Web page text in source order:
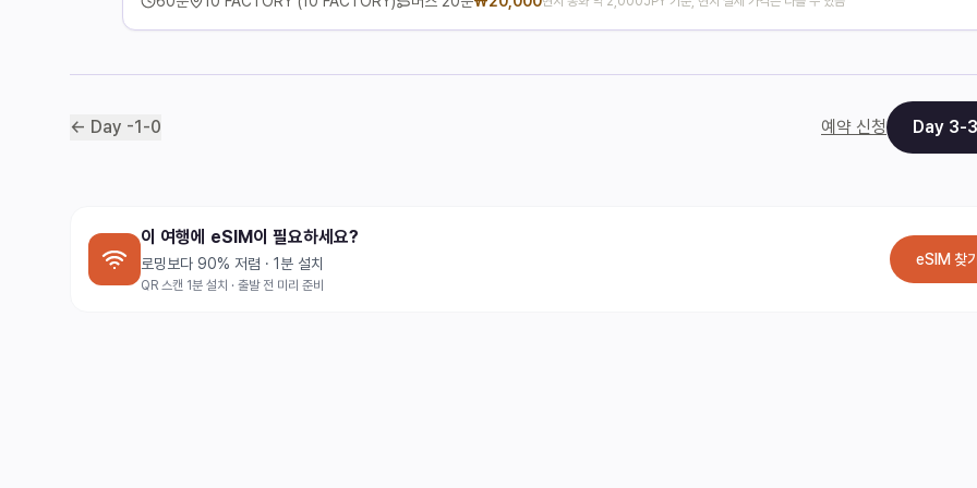
← Day -1-0 예약 신청 Day 3-3
이 여행에 eSIM이 필요하세요?
로밍보다 90% 저렴 · 1분 설치
QR 스캔 1분 설치 · 출발 전 미리 준비
eSIM 찾